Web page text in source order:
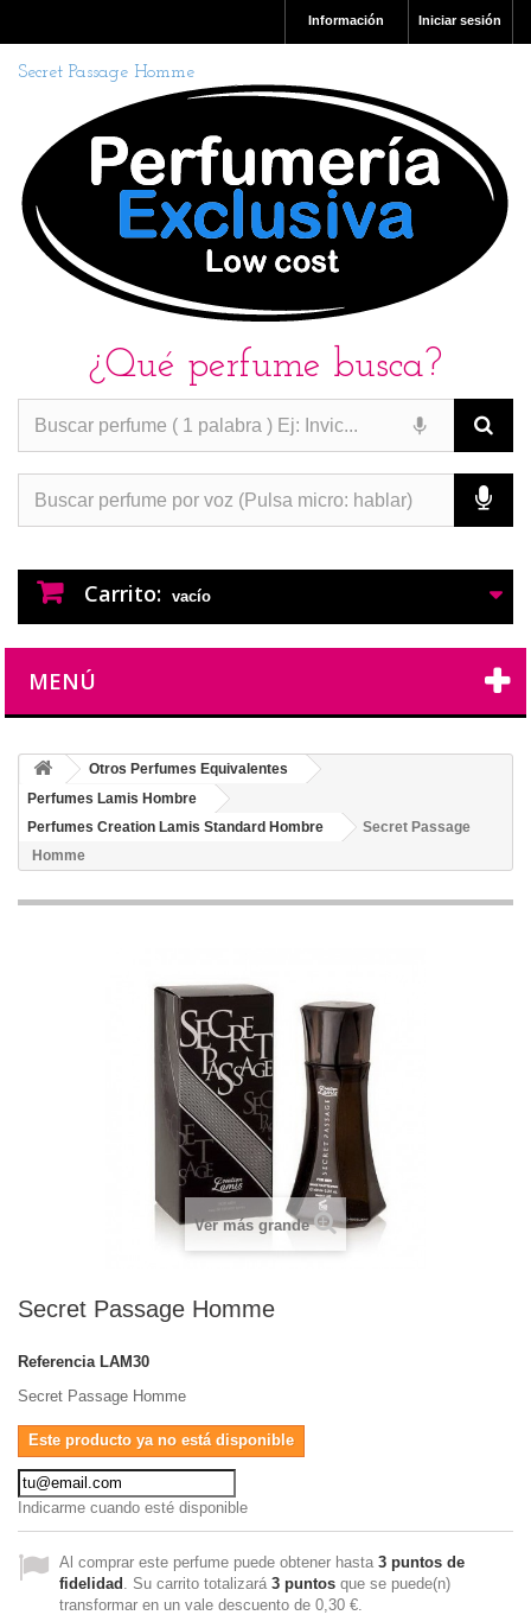
Iniciar sesión
Información
Secret Passage Homme
¿Qué perfume busca?
Carrito: vacío
MENÚ
Otros Perfumes Equivalentes
Perfumes Lamis Hombre
Perfumes Creation Lamis Standard Hombre
Secret Passage
Homme
Ver más grande
Secret Passage Homme
Referencia LAM30
Secret Passage Homme
Este producto ya no está disponible
Indicarme cuando esté disponible
Al comprar este perfume puede obtener hasta 3 puntos de
fidelidad . Su carrito totalizará 3 puntos que se puede(n)
transformar en un vale descuento de 0,30 €